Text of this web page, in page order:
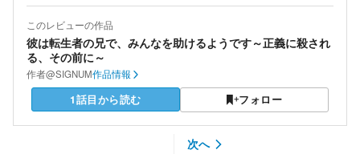
このレビューの作品
彼は転生者の兄で、みんなを助けるようです～正義に殺され
る、その前に～
作者@SIGNUM作品情報
1話目から読む フォロー
次へ